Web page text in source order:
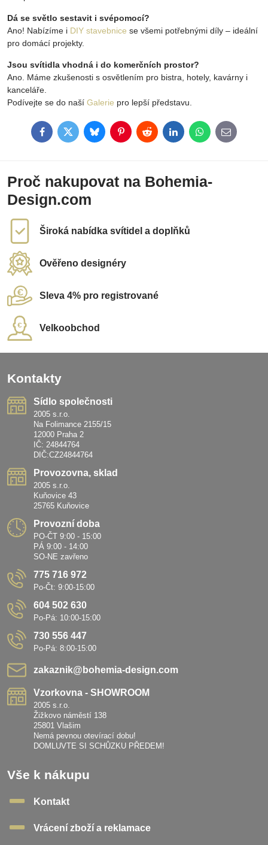
Dá se světlo sestavit i svépomocí?
Ano! Nabízíme i DIY stavebnice se všemi potřebnými díly – ideální
pro domácí projekty.
Jsou svítidla vhodná i do komerčních prostor?
Ano. Máme zkušenosti s osvětlením pro bistra, hotely, kavárny i
kanceláře.
Podívejte se do naší Galerie pro lepší představu.
FacebookTwitterBlueskyPinterestRedditLinkedInWhatsApp
E-
mail
Proč nakupovat na Bohemia-
Design.com
Široká nabídka svítidel a doplňků
Ověřeno designéry
Sleva 4% pro registrované
Velkoobchod
Kontakty
Sídlo společnosti
2005 s.r.o.
Na Folimance 2155/15
12000 Praha 2
IČ: 24844764
DIČ:CZ24844764
Provozovna, sklad
2005 s.r.o.
Kuňovice 43
25765 Kuňovice
Provozní doba
PO-ČT 9:00 - 15:00
PÁ 9:00 - 14:00
SO-NE zavřeno
775 716 972
Po-Čt: 9:00-15:00
604 502 630
Po-Pá: 10:00-15:00
730 556 447
Po-Pá: 8:00-15:00
zakaznik​@bohemia-design​.com
Vzorkovna - SHOWROOM
2005 s.r.o.
Žižkovo náměstí 138
25801 Vlašim
Nemá pevnou otevírací dobu!
DOMLUVTE SI SCHŮZKU PŘEDEM!
Vše k nákupu
Kontakt
Vrácení zboží a reklamace